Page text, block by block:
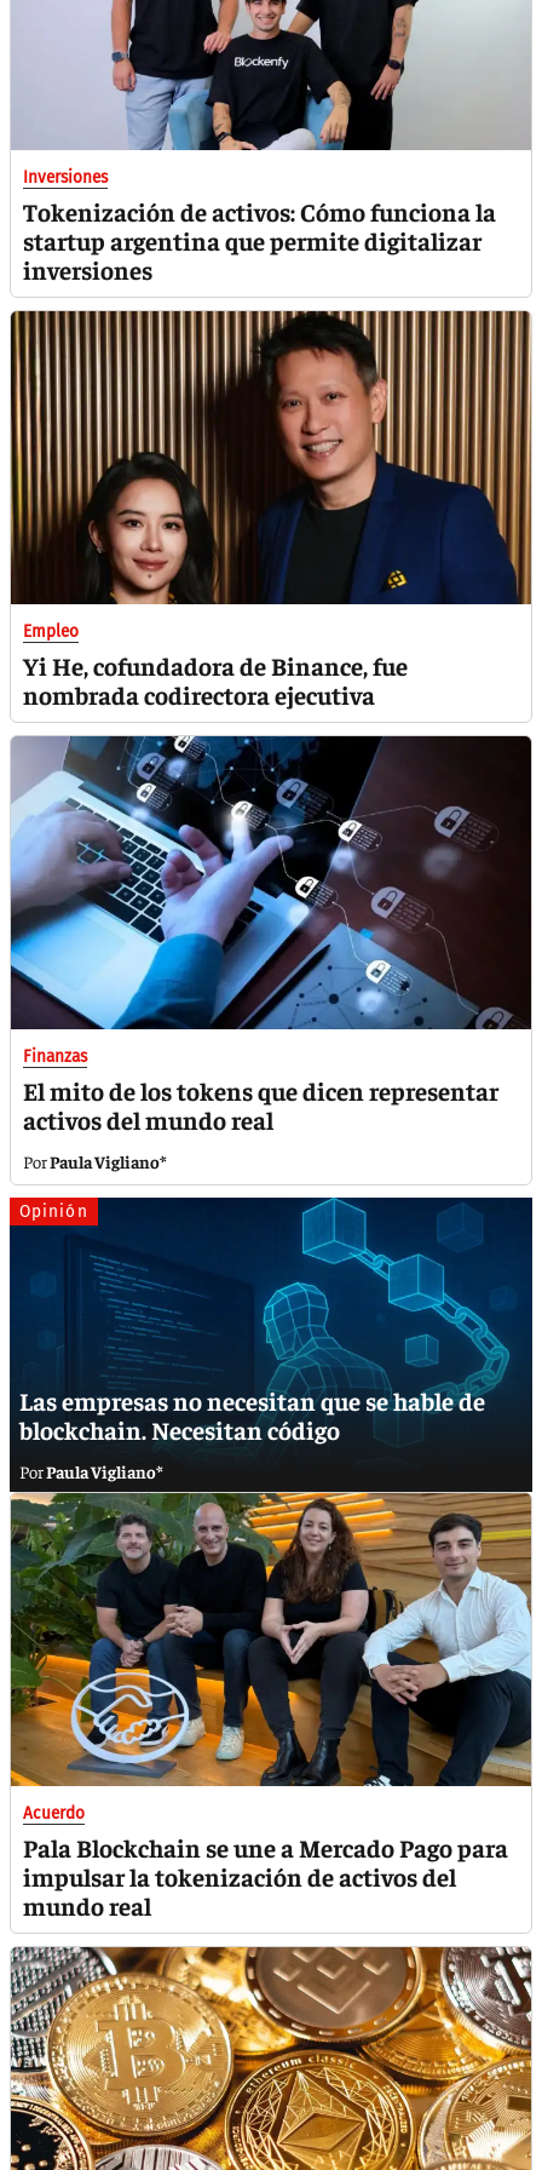
Inversiones
Tokenización de activos: Cómo funciona la
startup argentina que permite digitalizar
inversiones
Empleo
Yi He, cofundadora de Binance, fue
nombrada codirectora ejecutiva
Finanzas
El mito de los tokens que dicen representar
activos del mundo real
Paula Vigliano*
Opinión
Las empresas no necesitan que se hable de
blockchain. Necesitan código
Paula Vigliano*
Acuerdo
Pala Blockchain se une a Mercado Pago para
impulsar la tokenización de activos del
mundo real